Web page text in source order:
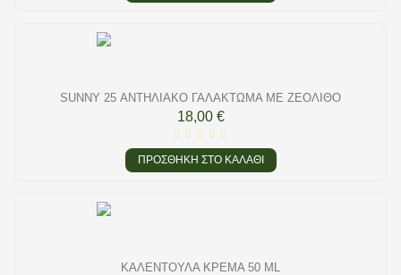
SUNNY 25 ΑΝΤΗΛΙΑΚΌ ΓΑΛΆΚΤΩΜΑ ΜΕ ΖΕΌΛΙΘΟ
18,00 €
ΠΡΟΣΘΉΚΗ ΣΤΟ ΚΑΛΆΘΙ
ΚΑΛΈΝΤΟΥΛΑ ΚΡΈΜΑ 50 ML